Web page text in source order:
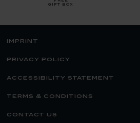
gift box
imprint
privacy policy
accessibility statement
terms & conditions
contact us